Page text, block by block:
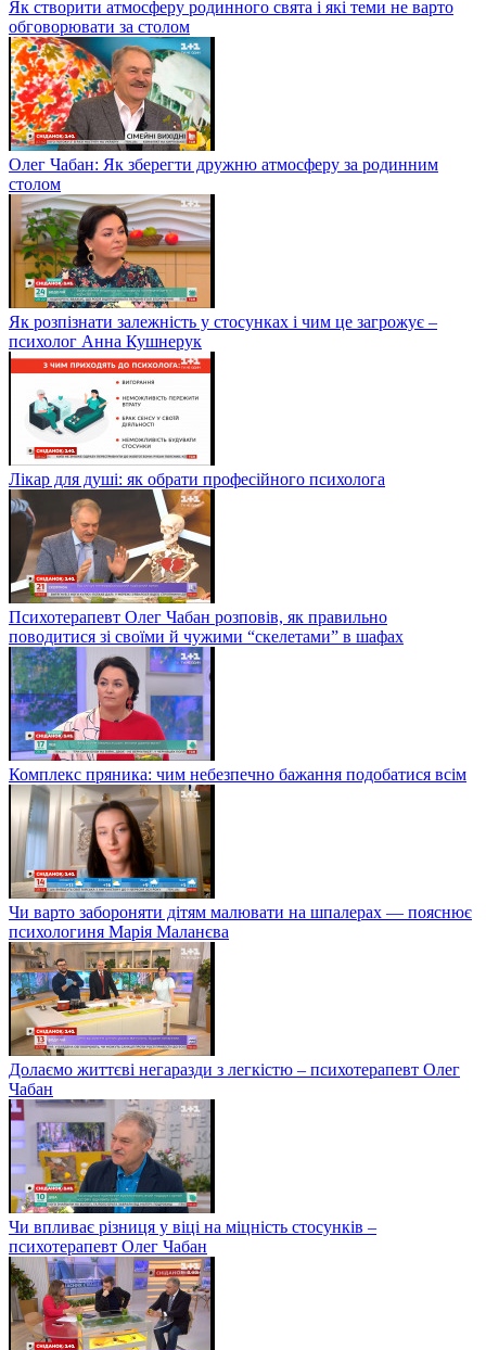
Як створити атмосферу родинного свята і які теми не варто
обговорювати за столом
Олег Чабан: Як зберегти дружню атмосферу за родинним
столом
Як розпізнати залежність у стосунках і чим це загрожує –
психолог Анна Кушнерук
Лікар для душі: як обрати професійного психолога
Психотерапевт Олег Чабан розповів, як правильно
поводитися зі своїми й чужими “скелетами” в шафах
Комплекс пряника: чим небезпечно бажання подобатися всім
Чи варто забороняти дітям малювати на шпалерах — пояснює
психологиня Марія Маланєва
Долаємо життєві негаразди з легкістю – психотерапевт Олег
Чабан
Чи впливає різниця у віці на міцність стосунків –
психотерапевт Олег Чабан